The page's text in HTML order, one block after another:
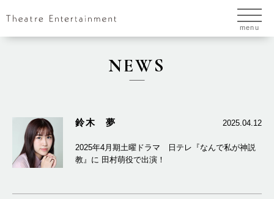
menu
NEWS
鈴木 夢 2025.04.12
2025年4月期土曜ドラマ 日テレ『なんで私が神説
教』に 田村萌役で出演！